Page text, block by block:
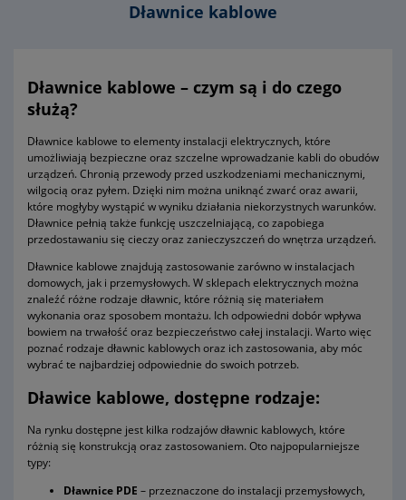
Dławnice kablowe
Dławnice kablowe – czym są i do czego
służą?
Dławnice kablowe to elementy instalacji elektrycznych, które
umożliwiają bezpieczne oraz szczelne wprowadzanie kabli do obudów
urządzeń. Chronią przewody przed uszkodzeniami mechanicznymi,
wilgocią oraz pyłem. Dzięki nim można uniknąć zwarć oraz awarii,
które mogłyby wystąpić w wyniku działania niekorzystnych warunków.
Dławnice pełnią także funkcję uszczelniającą, co zapobiega
przedostawaniu się cieczy oraz zanieczyszczeń do wnętrza urządzeń.
Dławnice kablowe znajdują zastosowanie zarówno w instalacjach
domowych, jak i przemysłowych. W sklepach elektrycznych można
znaleźć różne rodzaje dławnic, które różnią się materiałem
wykonania oraz sposobem montażu. Ich odpowiedni dobór wpływa
bowiem na trwałość oraz bezpieczeństwo całej instalacji. Warto więc
poznać rodzaje dławnic kablowych oraz ich zastosowania, aby móc
wybrać te najbardziej odpowiednie do swoich potrzeb.
Dławice kablowe, dostępne rodzaje:
Na rynku dostępne jest kilka rodzajów dławnic kablowych, które
różnią się konstrukcją oraz zastosowaniem. Oto najpopularniejsze
typy:
Dławnice PDE – przeznaczone do instalacji przemysłowych,